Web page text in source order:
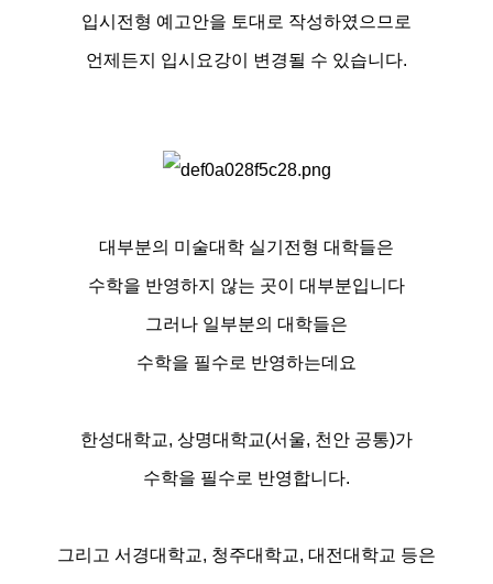
입시전형 예고안을 토대로 작성하였으므로
언제든지 입시요강이 변경될 수 있습니다.
대부분의 미술대학 실기전형 대학들은
수학을 반영하지 않는 곳이 대부분입니다
그러나 일부분의 대학들은
수학을 필수로 반영하는데요
한성대학교, 상명대학교(서울, 천안 공통)가
수학을 필수로 반영합니다.
그리고 서경대학교, 청주대학교, 대전대학교 등은